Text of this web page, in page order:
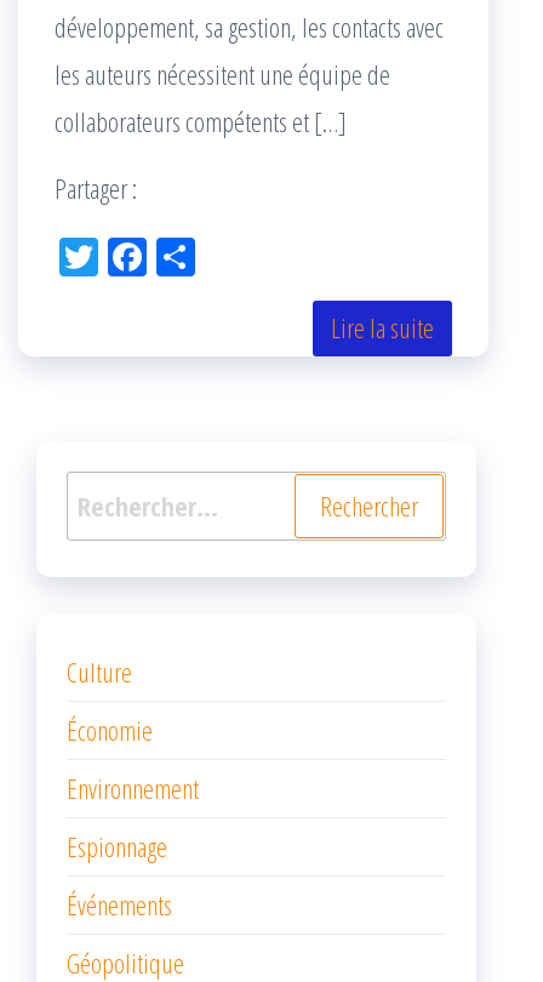
développement, sa gestion, les contacts avec
les auteurs nécessitent une équipe de
collaborateurs compétents et […]
Partager :
Tw Fac
k r
Lire la suite
Rechercher :
Culture
Économie
Environnement
Espionnage
Événements
Géopolitique